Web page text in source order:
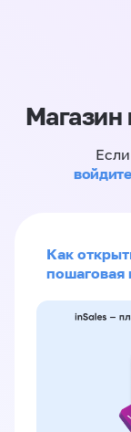
Магазин
Как
пошаговая